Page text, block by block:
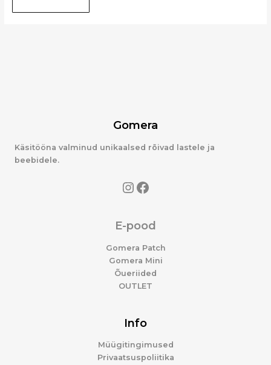
Gomera
Käsitööna valminud unikaalsed rõivad lastele ja
beebidele.
E-pood
Gomera Patch
Gomera Mini
Õueriided
OUTLET
Info
Müügitingimused
Privaatsuspoliitika